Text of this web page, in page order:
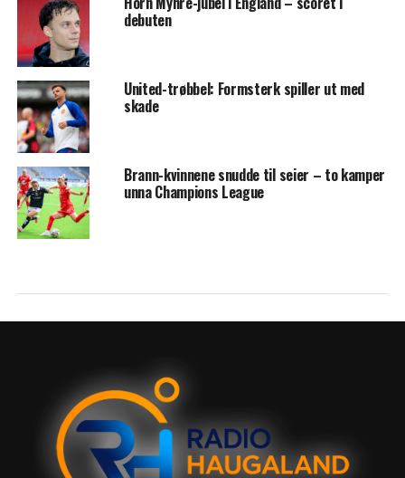
debuten
United-trøbbel: Formsterk spiller ut med
skade
Brann-kvinnene snudde til seier – to kamper
unna Champions League